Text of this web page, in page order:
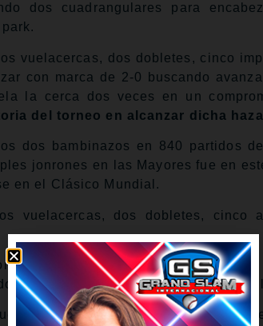
dos cuadrangulares para
vuelacercas, dos dobletes, cinco
con marca de 2-0 buscando
la cerca dos veces en un
del torneo en alcanzar dicha
dos bambinazos en 840 partidos
jonrones en las Mayores fue en
en el Clásico Mundial.
vuelacercas, dos dobletes, cinco
Nicaragua a las 7 p.m.,
contra Nicaragua el domingo a
celebrar desde temprano, con